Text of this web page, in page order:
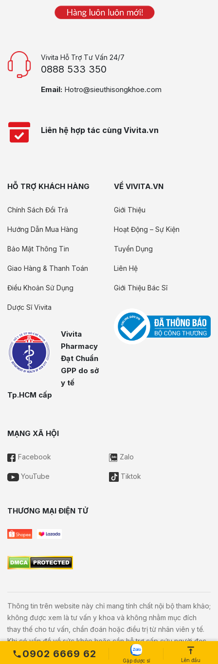
Vivita Hỗ Trợ Tư Vấn 24/7
0888 533 350
Email: Hotro@sieuthisongkhoe.com
Liên hệ hợp tác cùng Vivita.vn
HỖ TRỢ KHÁCH HÀNG
Chính Sách Đổi Trả
Hướng Dẫn Mua Hàng
Bảo Mật Thông Tin
Giao Hàng & Thanh Toán
Điều Khoản Sử Dụng
Dược Sĩ Vivita
Vivita
Pharmacy
Đạt Chuẩn
GPP do sở
y tế
Tp.HCM cấp
VỀ VIVITA.VN
Giới Thiệu
Hoạt Động – Sự Kiện
Tuyển Dụng
Liên Hệ
Giới Thiệu Bác Sĩ
MẠNG XÃ HỘI
Facebook Zalo
YouTube Tiktok
THƯƠNG MẠI ĐIỆN TỬ
Thông tin trên website này chỉ mang tính chất nội bộ tham khảo;
không được xem là tư vấn y khoa và không nhằm mục đích
thay thế cho tư vấn, chẩn đoán hoặc điều trị từ nhân viên y tế.
Khi có vấn đề về sức khỏe hoặc cần hỗ trợ cấp cứu người đọc
cần liên hệ bác sĩ và cơ sở y tế gần nhất.
0902 6669 62
Gặp dược sĩ Lên đầu